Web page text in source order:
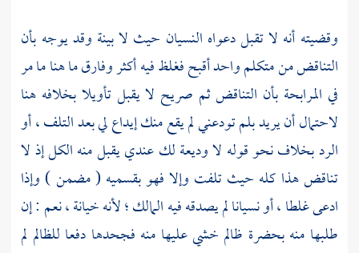
وقضيته أنه لا تقبل دعواه النسيان حيث لا بينة وقد يوجه بأن
التناقض من متكلم واحد أقبح فغلظ فيه أكثر وفارق ما هنا ما مر
في المرابحة بأن التناقض ثم صريح لا يقبل تأويلا بخلافه هنا
لاحتمال أن يريد بلم تودعني لم يقع منك إيداع لي بعد التلف ، أو
الرد بخلاف نحو قوله لا وديعة لك عندي يقبل منه الكل إذ لا
تناقض هذا كله حيث تلفت وإلا فهو بقسميه ( مضمن ) وإذا
ادعى غلطا ، أو نسيانا لم يصدقه فيه المالك ؛ لأنه خيانة ، نعم : إن
طلبها منه بحضرة ظالم خشي عليها منه فجحدها دفعا للظالم لم